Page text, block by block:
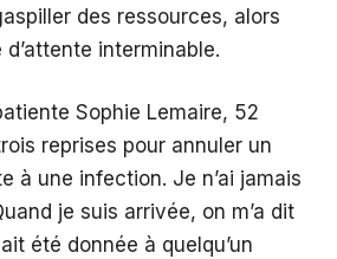
des ressources, alors
d’attente interminable.
Sophie Lemaire, 52
reprises pour annuler un
à une infection. Je n’ai jamais
je suis arrivée, on m’a dit
été donnée à quelqu’un